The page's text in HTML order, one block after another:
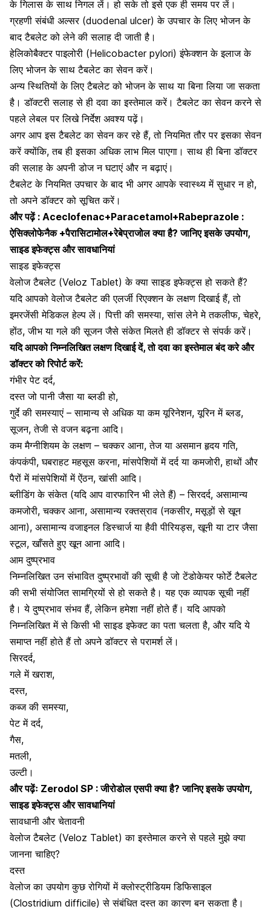
के गिलास के साथ निगल लें। हो सके तो इसे एक ही समय पर लें।
ग्रहणी संबंधी अल्सर (duodenal ulcer) के उपचार के लिए भोजन के
बाद टैबलेट को लेने की सलाह दी जाती है।
हेलिकोबैक्टर पाइलोरी (Helicobacter pylori) इंफेक्शन के इलाजके
लिए भोजन के साथ टैबलेट का सेवन करें।
अन्य स्थितियों के लिए टैबलेट को भोजन के साथ या बिना लिया जा सकता
है। डॉक्टरी सलाह से ही दवा का इस्तेमाल करें। टैबलेट का सेवन करने से
पहले लेबल पर लिखे निर्देश अवश्य पढ़ें।
अगर आप इस टैबलेट का सेवन कर रहे हैं, तो नियमित तौर पर इसका सेवन
करें क्योंकि, तब ही इसका अधिक लाभ मिल पाएगा। साथ ही बिना डॉक्टर
की सलाह के अपनी डोज न घटाएं और न बढ़ाएं।
टैबलेट के नियमित उपचार के बाद भी अगर आपके स्वास्थ्य में सुधार न हो,
तो अपने डॉक्टर को सूचित करें।
और पढ़ें : Aceclofenac+Paracetamol+Rabeprazole :
ऐसिक्लोफेनैक +पैरासिटामोल+रेबेप्राजोल क्या है? जानिए इसके उपयोग,
साइड इफेक्ट्स और सावधानियां
साइड इफेक्ट्स
वेलोज टैबलेट (Veloz Tablet) के क्या साइड इफेक्ट्स हो सकते हैं?
यदि आपको वेलोज टैबलेट की एलर्जी रिएक्शन के लक्षण दिखाई हैं, तो
इमरजेंसी मेडिकल हेल्प लें।पित्ती की समस्या, सांस लेने मे तकलीफ, चेहरे,
होंठ, जीभ या गले की सूजन जैसे संकेत मिलते ही डॉक्टर से संपर्क करें।
यदि आपको निम्नलिखित लक्षण दिखाई दें, तो दवा का इस्तेमाल बंद करे और
डॉक्टर को रिपोर्ट करें:
गंभीर पेट दर्द,
दस्त जो पानी जैसा या ब्लडी हो,
गुर्दे की समस्याएं – सामान्य से अधिक या कम यूरिनेशन, यूरिन में ब्लड,
सूजन, तेजी से वजन बढ़ना आदि।
कम मैग्नीशियम के लक्षण –चक्कर आना, तेज या असमान हृदय गति,
कंपकंपी, घबराहट महसूस करना,मांसपेशियों में दर्दया कमजोरी, हाथों और
पैरों मेंमांसपेशियों में ऐंठन,खांसी आदि।
ब्लीडिंग के संकेत (यदि आप वारफारिन भी लेते हैं) – सिरदर्द, असामान्य
कमजोरी, चक्कर आना, असामान्य रक्तस्राव (नकसीर, मसूड़ों से खून
आना), असामान्यवजाइनल डिस्चार्जया हैवी पीरियड्स, खूनी या टार जैसा
स्टूल, खाँसते हुए खून आना आदि।
आम दुष्प्रभाव
निम्नलिखित उन संभावित दुष्प्रभावों की सूची है जोटेंडोकेयर फोर्टे टैबलेट
की सभी संयोजित सामग्रियों से हो सकते है। यह एक व्यापक सूची नहीं
है। ये दुष्प्रभाव संभव हैं, लेकिन हमेशा नहीं होते हैं। यदि आपको
निम्नलिखित में से किसी भी साइड इफेक्ट का पता चलता है, और यदि ये
समाप्त नहीं होते हैं तो अपने डॉक्टर से परामर्श लें।
सिरदर्द,
गले में खराश,
दस्त,
कब्ज की समस्या,
पेट में दर्द,
गैस,
मतली,
उल्टी।
और पढ़ेंः Zerodol SP : जीरोडोल एसपी क्या है? जानिए इसके उपयोग,
साइड इफेक्ट्स और सावधानियां
सावधानी और चेतावनी
वेलोज टैबलेट (Veloz Tablet) का इस्तेमाल करने से पहले मुझे क्या
जानना चाहिए?
दस्त
वेलोज का उपयोग कुछ रोगियों में क्लोस्ट्रीडियम डिफिसाइल
(Clostridium difficile) से संबंधितदस्त का कारण बन सकता है।